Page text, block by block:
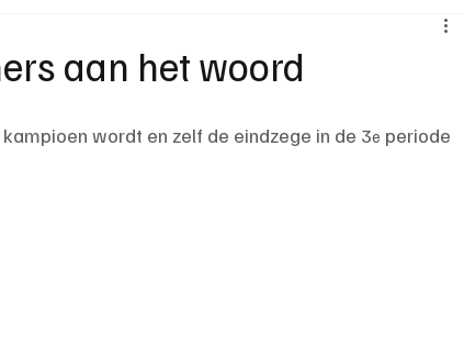
KM - Topscorer van
aan het woord
wordt en zelf de eindzege in de 3e periode